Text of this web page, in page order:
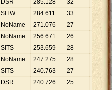
DSR 285.128 32
910
SITW 284.611 33 8.
NoName 271.076 27 10
040
NoName 256.671 26
SITS 253.659 28 9 059
NoName 247.275 28
831
SITS 240.763 27
DSR 240.726 25
629